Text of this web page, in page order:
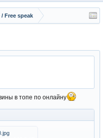
Free speak
в топе по онлайну